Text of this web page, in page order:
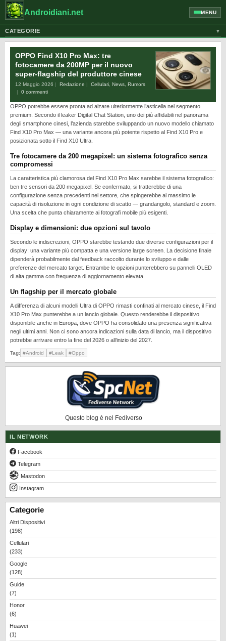
Androidiani.net MENU
CATEGORIE ▼
CELLULARI
GOOGLE
GUIDE
HONOR
HUAWEI
MOTOROLA
NEWS
ONEPLUS
PIXEL
REALME
RUMORS
SAMSUNG
SICUREZZA
SOFTWARE
SVILUPPARE ANDROID
XIAOMI
OPPO Find X10 Pro Max: tre
fotocamere da 200MP per il nuovo
super-flagship del produttore cinese
12 Maggio 2026 Redazione Cellulari News Rumors
0 commenti
OPPO potrebbe essere pronta ad alzare ulteriormente l’asticella nel segmento
premium. Secondo il leaker Digital Chat Station, uno dei più affidabili nel panorama
degli smartphone cinesi, l’azienda starebbe sviluppando un nuovo modello chiamato
Find X10 Pro Max — una variante ancora più potente rispetto al Find X10 Pro e
posizionata sotto il Find X10 Ultra.
Tre fotocamere da 200 megapixel: un sistema fotografico senza
compromessi
La caratteristica più clamorosa del Find X10 Pro Max sarebbe il sistema fotografico:
ben tre sensori da 200 megapixel. Se confermato, si tratterebbe di una
configurazione senza precedenti nel settore, che spingerebbe al massimo le
capacità di risoluzione in ogni condizione di scatto — grandangolo, standard e zoom.
Una scelta che punta chiaramente ai fotografi mobile più esigenti.
Display e dimensioni: due opzioni sul tavolo
Secondo le indiscrezioni, OPPO starebbe testando due diverse configurazioni per il
display: una variante più compatta e una versione large screen. La decisione finale
dipenderà probabilmente dal feedback raccolto durante lo sviluppo e dalle
preferenze del mercato target. Entrambe le opzioni punterebbero su pannelli OLED
di alta gamma con frequenza di aggiornamento elevata.
Un flagship per il mercato globale
A differenza di alcuni modelli Ultra di OPPO rimasti confinati al mercato cinese, il Find
X10 Pro Max punterebbe a un lancio globale. Questo renderebbe il dispositivo
disponibile anche in Europa, dove OPPO ha consolidato una presenza significativa
negli ultimi anni. Non ci sono ancora indicazioni sulla data di lancio, ma il dispositivo
potrebbe arrivare entro la fine del 2026 o all’inizio del 2027.
Tag: #Android #Leak #Oppo
Questo blog è nel Fediverso
IL NETWORK
Facebook
Telegram
Mastodon
Instagram
Categorie
Altri Dispositivi
(198)
Cellulari
(233)
Google
(128)
Guide
(7)
Honor
(6)
Huawei
(1)